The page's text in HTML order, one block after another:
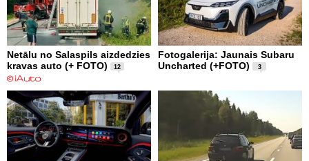
Netālu no Salaspils aizdedzies
kravas auto (+ FOTO)
12
Fotogalerija: Jaunais Subaru
Uncharted (+FOTO)
3